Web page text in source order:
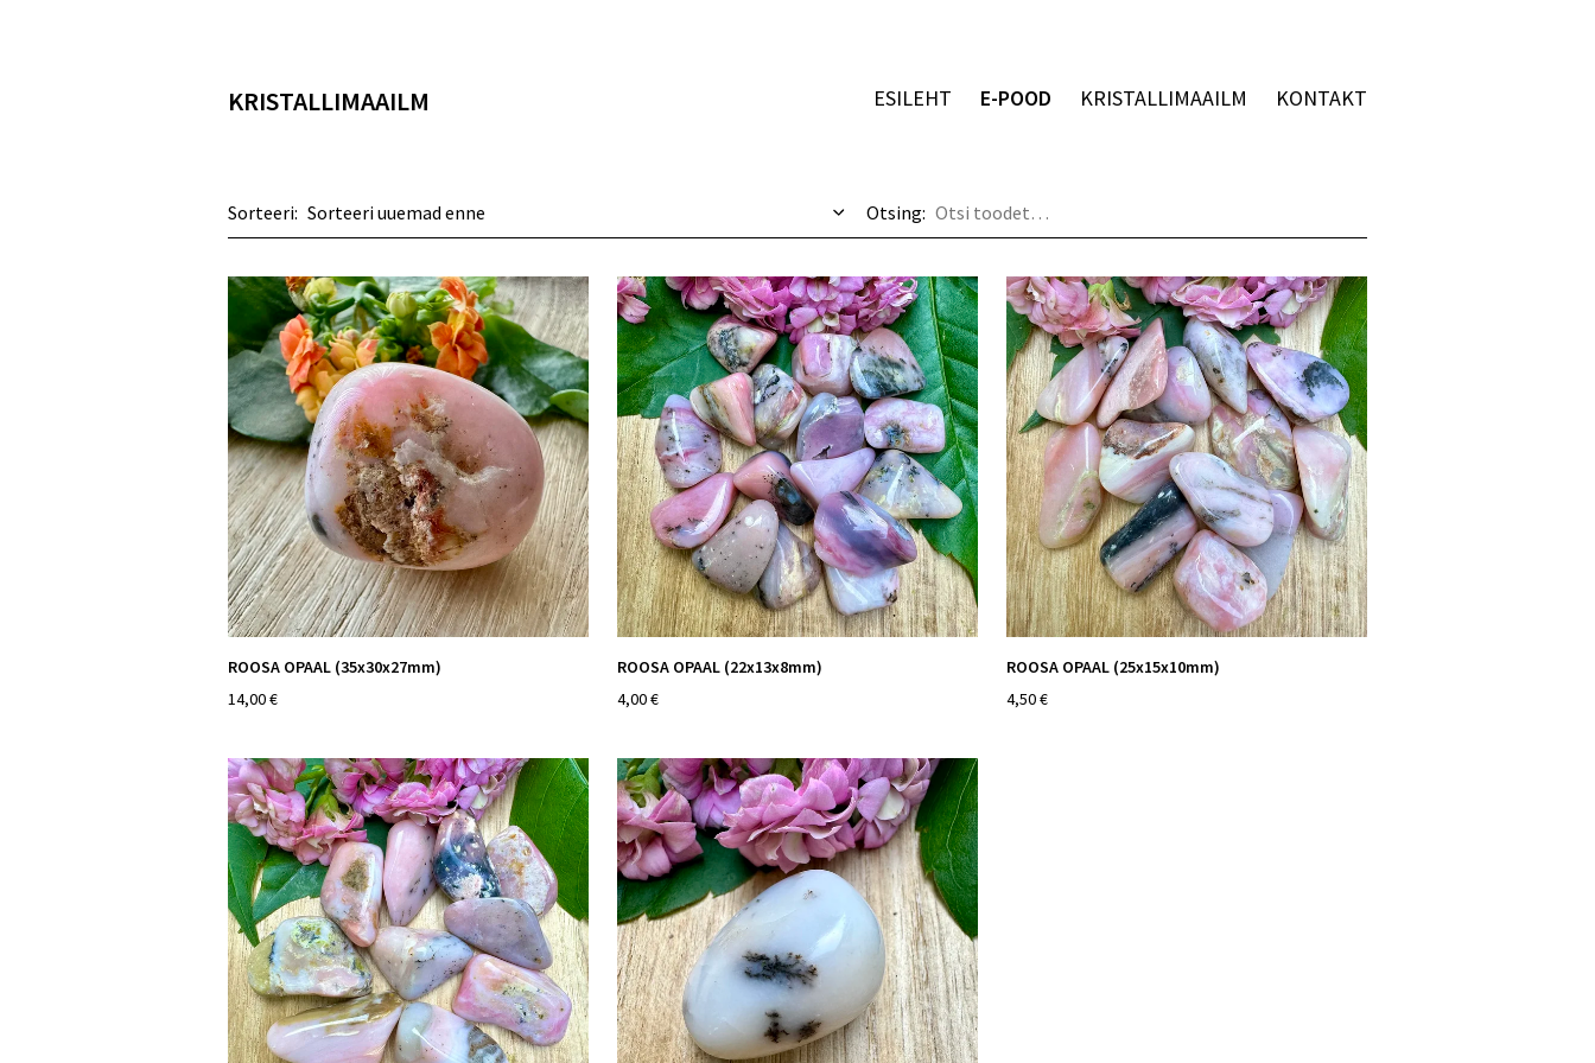
KRISTALLIMAAILM ESILEHT E-POOD KRISTALLIMAAILM KONTAKT
Sorteeri: Otsing:
ROOSA OPAAL (35x30x27mm)
14,00 €
ROOSA OPAAL (22x13x8mm)
4,00 €
ROOSA OPAAL (25x15x10mm)
4,50 €